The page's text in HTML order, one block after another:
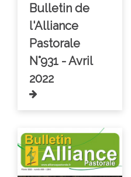
Bulletin de
l'Alliance
Pastorale
N°931 - Avril
2022